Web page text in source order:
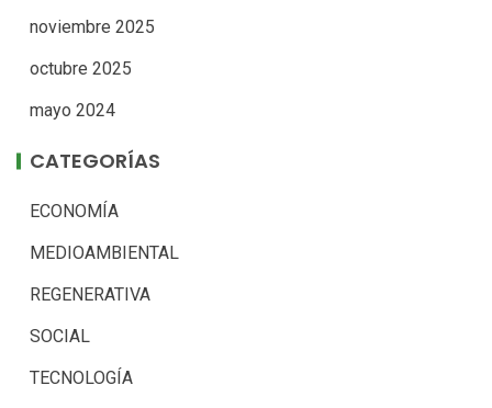
noviembre 2025
octubre 2025
mayo 2024
CATEGORÍAS
ECONOMÍA
MEDIOAMBIENTAL
REGENERATIVA
SOCIAL
TECNOLOGÍA